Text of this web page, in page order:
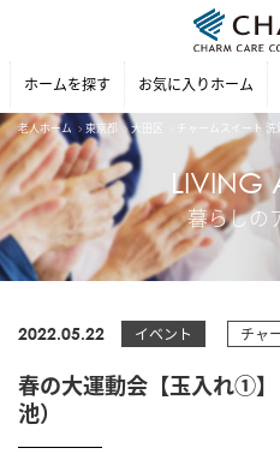
ホームを探す お気に入りホーム
老人ホーム 東京都 大田区 チャームスイート 洗
LIVING
暮らしの
2022.05.22 イベント チャ
春の大運動会【玉入れ①
池）